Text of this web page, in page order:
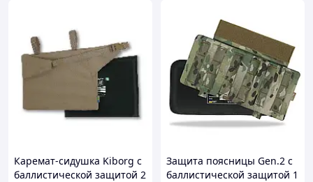
Каремат-сидушка Kiborg с
баллистической защитой 2
Защита поясницы Gen.2 с
баллистической защитой 1